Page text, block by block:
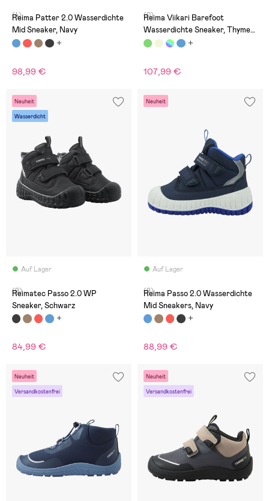
(4)
Reima Patter 2.0 Wasserdichte
Mid Sneaker, Navy
98,99 €
(0)
Reima Viikari Barefoot
Wasserdichte Sneaker, Thyme
Green
107,99 €
Neuheit
Wasserdicht
Auf Lager
(9)
Reimatec Passo 2.0 WP
Sneaker, Schwarz
84,99 €
Neuheit
Auf Lager
(9)
Reima Passo 2.0 Wasserdichte
Mid Sneakers, Navy
88,99 €
Neuheit
Versandkostenfrei
Neuheit
Versandkostenfrei